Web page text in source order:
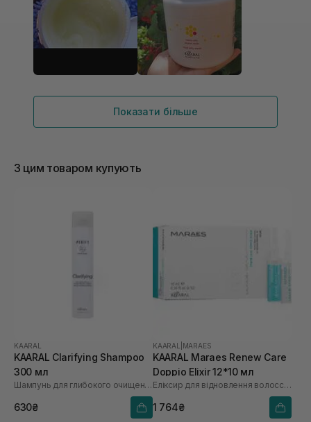
таку вартість, волосся живе, блискуче, легко
розчісується, трохи не подобається запах, але
вже звикла і готова його терпіти за інші переваги
Показати більше
З цим товаром купують
KAARAL
KAARAL Clarifying Shampoo
300 мл
Шампунь для глибокого очищення
630₴
KAARAL MARAES
KAARAL Maraes Renew Care
Doppio Elixir 12*10 мл
Еліксир для відновлення волосся з комплексом водоростей
1 764₴